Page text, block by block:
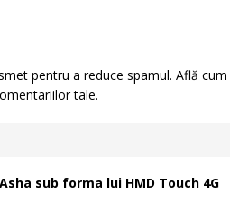
pentru a reduce spamul. Află cum
tale.
sub forma lui HMD Touch 4G